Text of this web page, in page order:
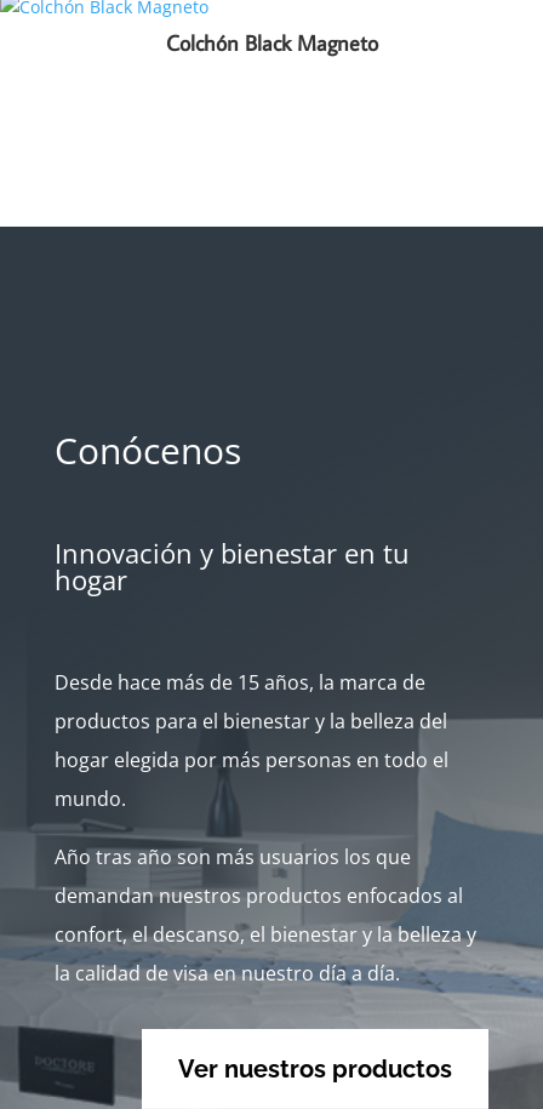
Colchón Black Magneto
Conócenos
Innovación y bienestar en tu
hogar
Desde hace más de 15 años, la marca de
productos para el bienestar y la belleza del
hogar elegida por más personas en todo el
mundo.
Año tras año son más usuarios los que
demandan nuestros productos enfocados al
confort, el descanso, el bienestar y la belleza y
la calidad de visa en nuestro día a día.
Ver nuestros productos